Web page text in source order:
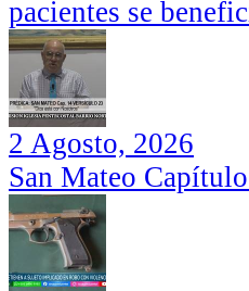
pacientes se
2 Agosto, 2026
San Mateo